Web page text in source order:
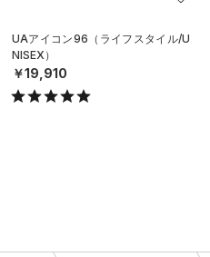
UAアイコン96（ライフスタイル/U
NISEX）
￥19,910